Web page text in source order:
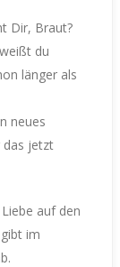
Dir, Braut?
du
länger als
neues
das jetzt
auf den
im